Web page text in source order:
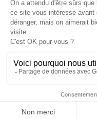
Insecte
Rongeurs
© 2026 - Produit-